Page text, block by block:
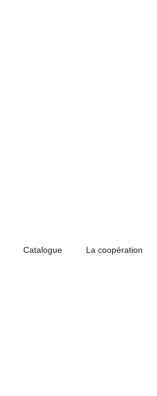
Catalogue La coopération